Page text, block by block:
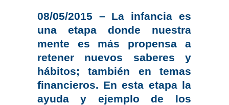
08/05/2015 – La infancia es
una etapa donde nuestra
mente es más propensa a
retener nuevos saberes y
hábitos; también en temas
financieros. En esta etapa la
ayuda y ejemplo de los